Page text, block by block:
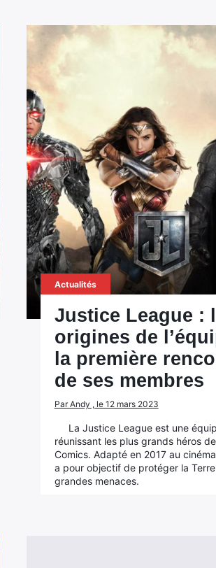
Actualités
Justice League :
origines de
la première
de ses membres
Par Andy , le 12 mars 2023
La Justice League est une
réunissant les plus grands héros
Comics. Adapté en 2017 au
a pour objectif de protéger la
grandes menaces.